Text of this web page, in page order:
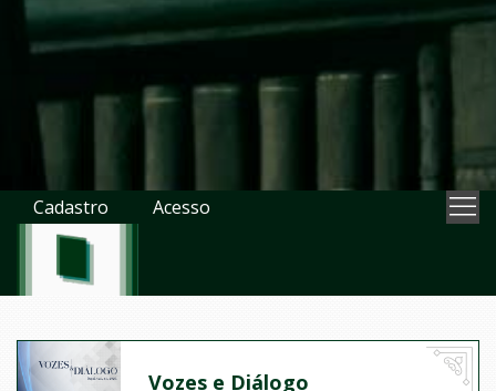
Cadastro Acesso
Vozes e Diálogo